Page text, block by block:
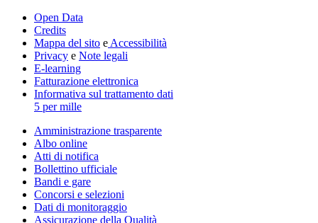
Open Data
Credits
Mappa del sito e Accessibilità
Privacy e Note legali
E-learning
Fatturazione elettronica
Informativa sul trattamento dati
5 per mille
Amministrazione trasparente
Albo online
Atti di notifica
Bollettino ufficiale
Bandi e gare
Concorsi e selezioni
Dati di monitoraggio
Assicurazione della Qualità